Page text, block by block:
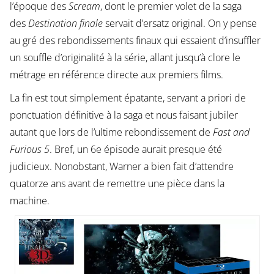
l’époque desScream, dont le premier volet de la saga
desDestination finaleservait d’ersatz original. On y pense
au gré des rebondissements finaux qui essaient d’insuffler
un souffle d’originalité à la série, allant jusqu’à clore le
métrage en référence directe aux premiers films.
La fin est tout simplement épatante, servant a priori de
ponctuation définitive à la saga et nous faisant jubiler
autant que lors de l’ultime rebondissement de Fast and
Furious 5. Bref, un 6e épisode aurait presque été
judicieux. Nonobstant, Warner a bien fait d’attendre
quatorze ans avant de remettre une pièce dans la
machine.